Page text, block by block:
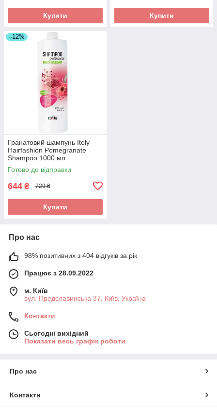
Купити Купити
–12%
Гранатовий шампунь Itely
Hairfashion Pomegranate
Shampoo 1000 мл
Готово до відправки
644 ₴ 729 ₴
Купити
Про нас
98% позитивних з 404 відгуків за рік
Працює з 28.09.2022
м. Київ
вул. Предславинська 37, Київ, Україна
Контакти
Сьогодні вихідний
Показати весь графік роботи
Про нас
Контакти